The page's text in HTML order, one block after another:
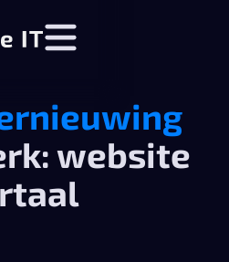
website